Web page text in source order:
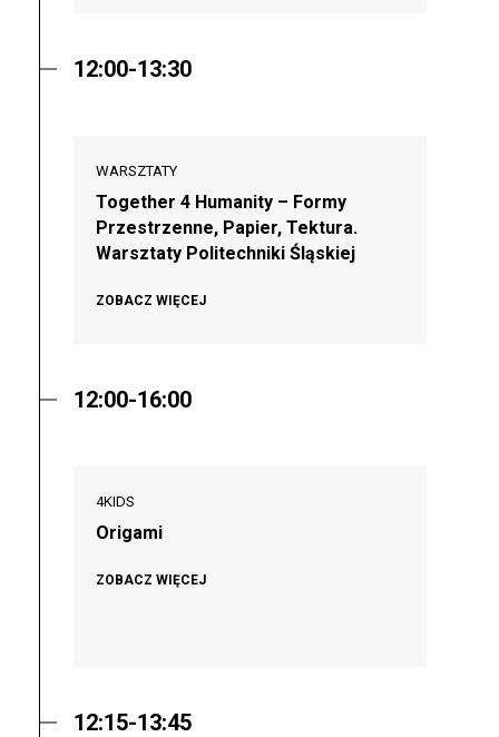
12:00-13:30
WARSZTATY
Together 4 Humanity – Formy
Przestrzenne, Papier, Tektura.
Warsztaty Politechniki Śląskiej
ZOBACZ WIĘCEJ
12:00-16:00
4KIDS
Origami
ZOBACZ WIĘCEJ
12:15-13:45